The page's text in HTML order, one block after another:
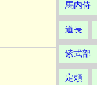
馬内侍
道長
紫式部
定頼